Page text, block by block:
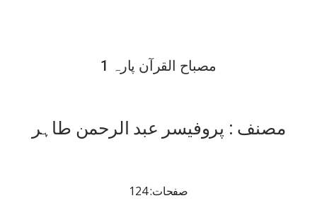
مصباح القرآن پارہ 1
مصنف : پروفیسر عبد الرحمن طاہر
صفحات: 124